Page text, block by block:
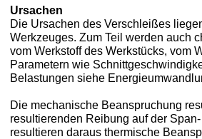
Ursachen
Die Ursachen des Verschleißes
Werkzeuges. Zum Teil werden auch
vom Werkstoff des Werkstücks, vom
Parametern wie
Belastungen siehe
Die mechanische Beanspruchung
resultierenden Reibung auf der
resultieren daraus thermische